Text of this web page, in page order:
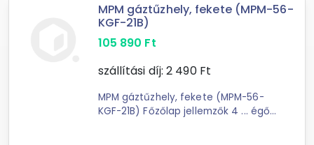
MPM gáztűzhely, fekete (MPM-56-
KGF-21B)
105 890 Ft
szállítási díj: 2 490Ft
MPM gáztűzhely, fekete (MPM-56-
KGF-21B) Főzőlap jellemzők 4 ... égő: